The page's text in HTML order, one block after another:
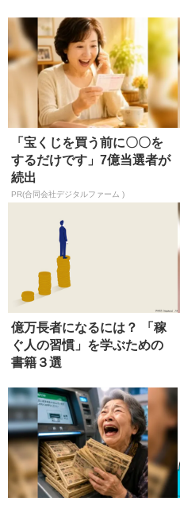
「宝くじを買う前に〇〇を
するだけです」7億当選者が
続出
PR(合同会社デジタルファーム )
億万長者になるには？ 「稼
ぐ人の習慣」を学ぶための
書籍３選